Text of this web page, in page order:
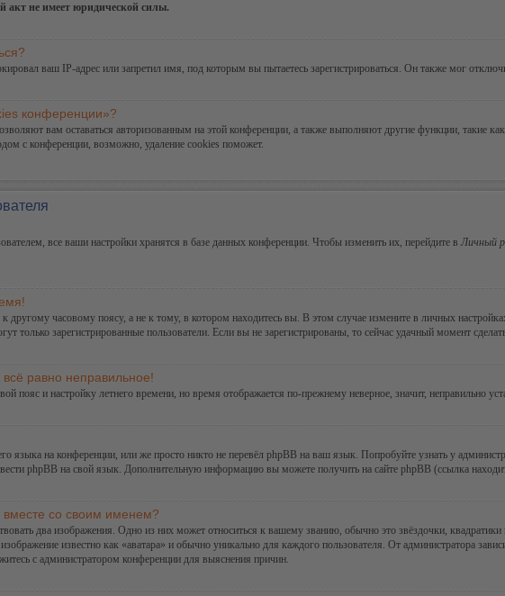
акт не имеет юридической силы.
ваш IP-адрес или запретил имя, под которым вы пытаетесь зарегистрироваться. Он также мог
конференции»?
вам оставаться авторизованным на этой конференции, а также выполняют другие функции, такие
с конференции, возможно, удаление cookies поможет.
все ваши настройки хранятся в базе данных конференции. Чтобы изменить их, перейдите в Личный
другому часовому поясу, а не к тому, в котором находитесь вы. В этом случае измените в личных
только зарегистрированные пользователи. Если вы не зарегистрированы, то сейчас удачный момент
равно неправильное!
пояс и настройку летнего времени, но время отображается по-прежнему неверное, значит, неправильно
языка на конференции, или же просто никто не перевёл phpBB на ваш язык. Попробуйте узнать у
phpBB на свой язык. Дополнительную информацию вы можете получить на сайте phpBB (ссылка
вместе со своим именем?
два изображения. Одно из них может относиться к вашему званию, обычно это звёздочки,
известно как «аватара» и обычно уникально для каждого пользователя. От администратора
с администратором конференции для выяснения причин.